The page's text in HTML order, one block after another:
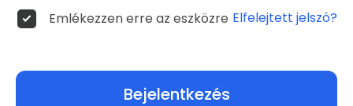
Emlékezzen erre az eszközre Elfelejtett jelszó?
Bejelentkezés